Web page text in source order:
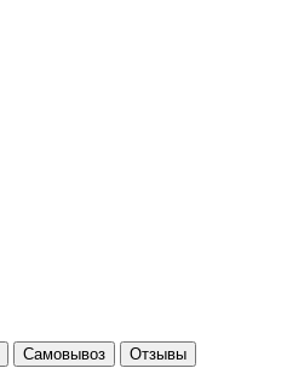
Самовывоз
Отзывы